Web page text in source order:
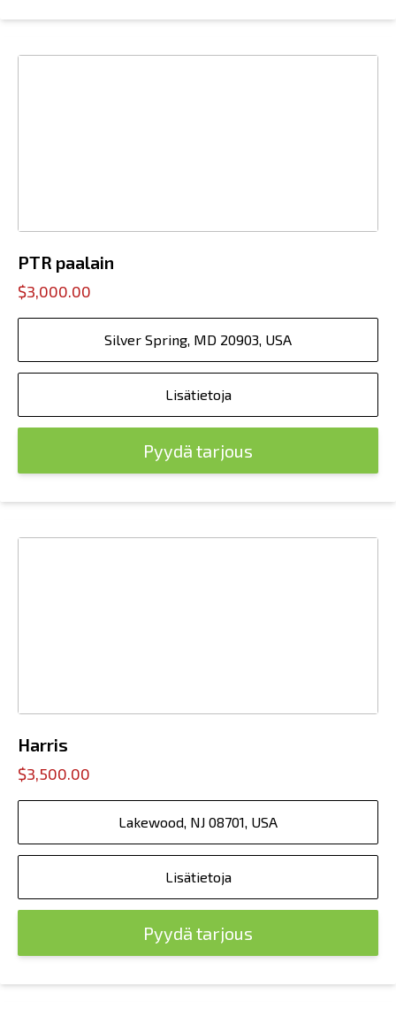
PTR paalain
$3,000.00
Silver Spring, MD 20903, USA
Lisätietoja
Pyydä tarjous
Harris
$3,500.00
Lakewood, NJ 08701, USA
Lisätietoja
Pyydä tarjous